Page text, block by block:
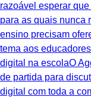
razoável esperar
para as quais nunca
ensino precisam
tema aos
digital na escolaO
de partida para
digital com toda a